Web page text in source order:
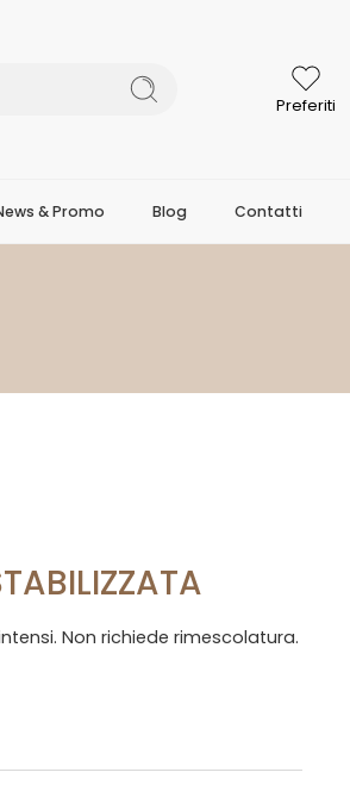
Preferiti
& Promo Blog Contatti
Non richiede rimescolatura.